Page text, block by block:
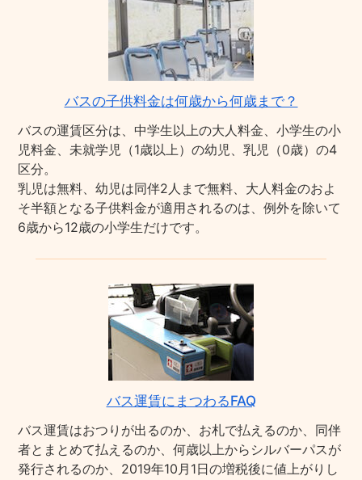
バスの子供料金は何歳から何歳まで？
バスの運賃区分は、中学生以上の大人料金、小学生の小
児料金、未就学児（1歳以上）の幼児、乳児（0歳）の4
区分。
乳児は無料、幼児は同伴2人まで無料、大人料金のおよ
そ半額となる子供料金が適用されるのは、例外を除いて
6歳から12歳の小学生だけです。
バス運賃にまつわるFAQ
バス運賃はおつりが出るのか、お札で払えるのか、同伴
者とまとめて払えるのか、何歳以上からシルバーパスが
発行されるのか、2019年10月1日の増税後に値上がりし